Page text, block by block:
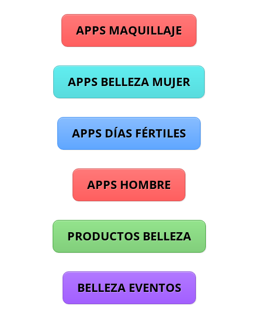
APPS MAQUILLAJE
APPS BELLEZA MUJER
APPS DÍAS FÉRTILES
APPS HOMBRE
PRODUCTOS BELLEZA
BELLEZA EVENTOS